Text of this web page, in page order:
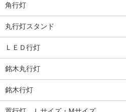
角行灯
丸行灯スタンド
ＬＥＤ行灯
銘木丸行灯
銘木行灯